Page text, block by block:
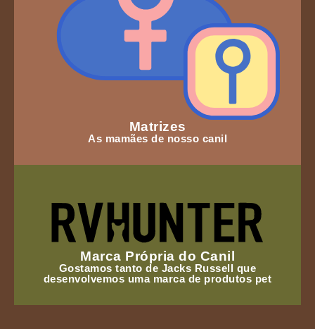
Matrizes
As mamães de nosso canil
Marca Própria do Canil
Gostamos tanto de Jacks Russell que
desenvolvemos uma marca de produtos pet